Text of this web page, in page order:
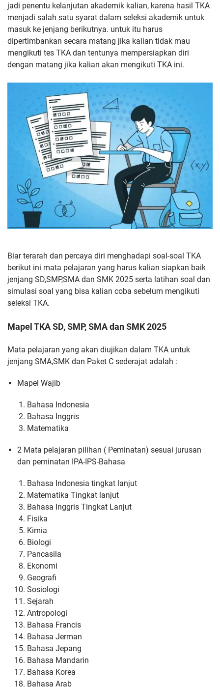
jadi penentu kelanjutan akademik kalian, karena hasil TKA
menjadi salah satu syarat dalam seleksi akademik untuk
masuk ke jenjang berikutnya. untuk itu harus
dipertimbankan secara matang jika kalian tidak mau
mengikuti tes TKA dan tentunya mempersiapkan diri
dengan matang jika kalian akan mengikuti TKA ini.
Biar terarah dan percaya diri menghadapi soal-soal TKA
berikut ini mata pelajaran yang harus kalian siapkan baik
jenjang SD,SMP,SMA dan SMK 2025 serta latihan soal dan
simulasi soal yang bisa kalian coba sebelum mengikuti
seleksi TKA.
Mapel TKA SD, SMP, SMA dan SMK 2025
Mata pelajaran yang akan diujikan dalam TKA untuk
jenjang SMA,SMK dan Paket C sederajat adalah :
Mapel Wajib
Bahasa Indonesia
Bahasa Inggris
Matematika
2 Mata pelajaran pilihan ( Peminatan) sesuai jurusan
dan peminatan IPA-IPS-Bahasa
Bahasa Indonesia tingkat lanjut
Matematika Tingkat lanjut
Bahasa Inggris Tingkat Lanjut
Fisika
Kimia
Biologi
Pancasila
Ekonomi
Geografi
Sosiologi
Sejarah
Antropologi
Bahasa Francis
Bahasa Jerman
Bahasa Jepang
Bahasa Mandarin
Bahasa Korea
Bahasa Arab